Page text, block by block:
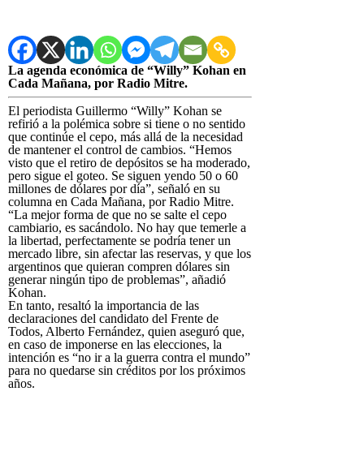
La agenda económica de “Willy” Kohan en
Cada Mañana, por Radio Mitre.
El periodista Guillermo “Willy” Kohan se
refirió a la polémica sobre si tiene o no sentido
que continúe el cepo, más allá de la necesidad
de mantener el control de cambios. “Hemos
visto que el retiro de depósitos se ha moderado,
pero sigue el goteo. Se siguen yendo 50 o 60
millones de dólares por día”, señaló en su
columna en Cada Mañana, por Radio Mitre.
“La mejor forma de que no se salte el cepo
cambiario, es sacándolo. No hay que temerle a
la libertad, perfectamente se podría tener un
mercado libre, sin afectar las reservas, y que los
argentinos que quieran compren dólares sin
generar ningún tipo de problemas”, añadió
Kohan.
En tanto, resaltó la importancia de las
declaraciones del candidato del Frente de
Todos, Alberto Fernández, quien aseguró que,
en caso de imponerse en las elecciones, la
intención es “no ir a la guerra contra el mundo”
para no quedarse sin créditos por los próximos
años.